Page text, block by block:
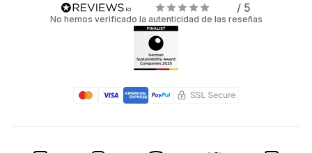
/ 5
No hemos verificado la autenticidad de las reseñas